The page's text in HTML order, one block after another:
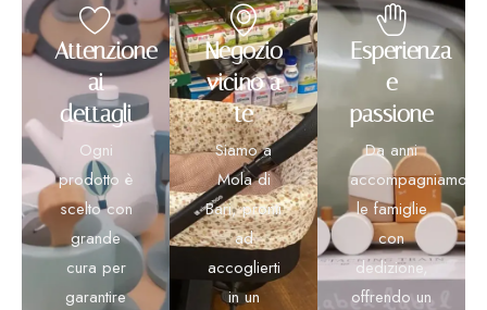
Attenzione
ai
dettagli
Ogni
prodotto è
scelto con
grande
cura per
garantire
Negozio
vicino a
te
Siamo a
Mola di
Bari, pronti
ad
accoglierti
in un
Esperienza
e
passione
Da anni
accompagniamo
le famiglie
con
dedizione,
offrendo un